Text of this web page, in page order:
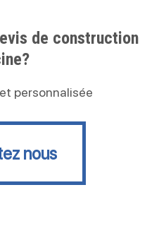
de construction
personnalisée
nous